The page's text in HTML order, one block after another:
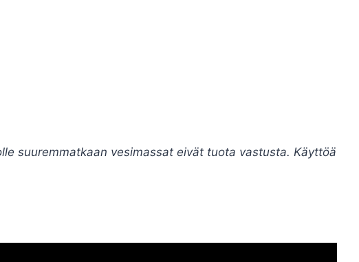
suuremmatkaan vesimassat eivät tuota vastusta. Käyttöä